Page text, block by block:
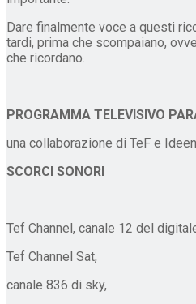
Dare finalmente voce a questi
tardi, prima che scompaiano,
che ricordano.
PROGRAMMA TELEVISIVO
una collaborazione di TeF e
SCORCI SONORI
Tef Channel, canale 12 del
Tef Channel Sat,
canale 836 di sky,